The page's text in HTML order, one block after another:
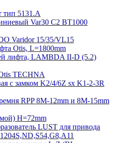
тип 5131.A
Var30 C2 BT1000
Varidor 15/35/VL15
Otis, L=1800mm
лифта, LAMBDA II-D (5.2)
TECHNA
с замком K2/4/6Z sx K1-2-3R
RPP 8M-12mm и 8M-15mm
H=72mm
LUST для привода